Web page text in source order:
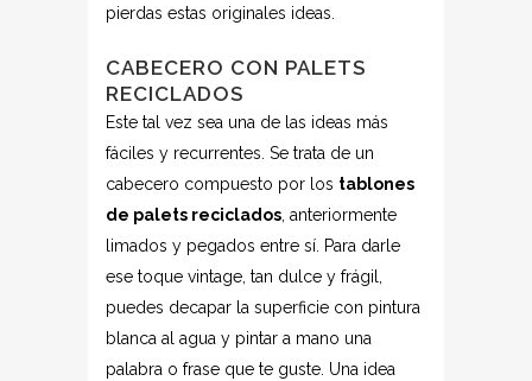
pierdas estas originales ideas.
CABECERO CON PALETS
RECICLADOS
Este tal vez sea una de las ideas más
fáciles y recurrentes. Se trata de un
cabecero compuesto por los tablones
de palets reciclados , anteriormente
limados y pegados entre sí. Para darle
ese toque vintage, tan dulce y frágil,
puedes decapar la superficie con pintura
blanca al agua y pintar a mano una
palabra o frase que te guste. Una idea